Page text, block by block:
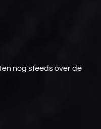
nog steeds over de